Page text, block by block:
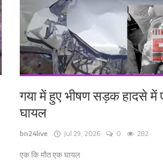
गया में हुए भीषण सड़क हादसे में
घायल
bn24live Jul 29, 2026 0 282
एक कि मौत एक घायल